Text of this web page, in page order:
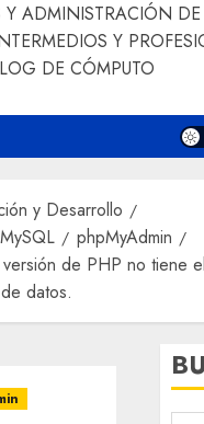
Y ADMINISTRACIÓN DE
Y
DE CÓMPUTO
y Desarrollo
MySQL
phpMyAdmin
de PHP no tiene
datos.